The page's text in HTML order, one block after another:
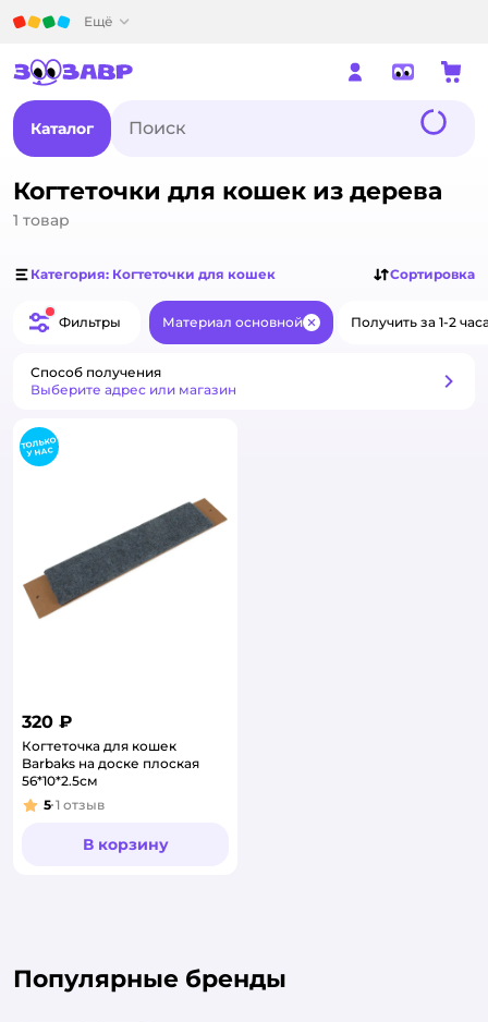
Ещё
Каталог
Когтеточки для кошек из дерева
1 товар
Категория: Когтеточки для кошек Сортировка
Фильтры Материал основной ЗакрытьПолучить за 1-2
Способ получения
Выберите адрес или магазин
320 ₽
Когтеточка для кошек
Barbaks на доске плоская
56*10*2.5см
Рейтинг:
5 1 отзыв
В корзину
Популярные бренды